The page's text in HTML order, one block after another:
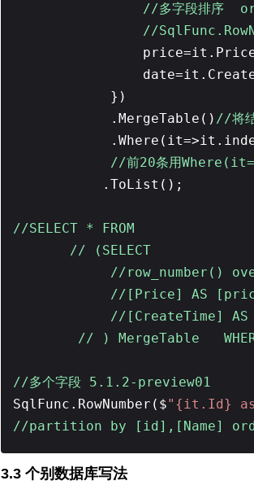
//多字段排序
//
})
.MergeTable() //将
//前20条用
.ToList();
//SELECT * FROM
// (SELECT
//row_number()
//[Price] AS
//[CreateTime]
// ) MergeTable
//多个字段 5.1.2-preview01
SqlFunc.RowNumber($"{it.Id}
//partition by [id],[Name]
3.3 个别数据库写法